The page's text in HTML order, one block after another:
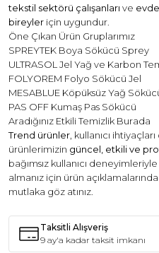
tekstil sektörü çalışanları ve
bireyler için uygundur.
Öne Çıkan Ürün Gruplarımız
SPREYTEK Boya Sökücü Sprey
ULTRASOL Jel Yağ ve Karbon
FOLYOREM Folyo Sökücü Jel
MESABLUE Köpüksüz Yağ
PAS OFF Kumaş Pas Sökücü
Aradığınız Etkili Temizlik Burada
Trend ürünler , kullanıcı
ürünlerimizin güncel, etkili ve
bağımsız kullanıcı
almanız için ürün
mutlaka göz atınız.
Taksitli Alışveriş
9 ay'a kadar taksit imkanı